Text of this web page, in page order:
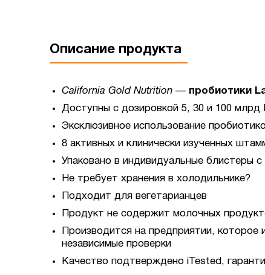
Описание продукта
California Gold Nutrition — пробиотики
Доступны с дозировкой 5, 30 и 100 млрд
Эксклюзивное использование
8 активных и клинически изученных
Упаковано в индивидуальные блистеры
Не требует хранения в холодильнике?
Подходит для вегетарианцев
Продукт не содержит молочных
Производится на предприятии,
независимые проверки
Качество подтверждено iTested,